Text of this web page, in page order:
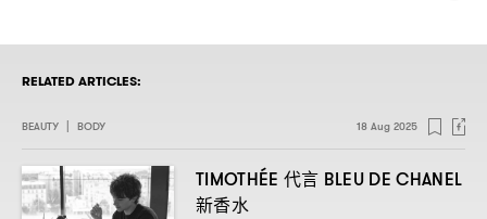
RELATED ARTICLES:
BEAUTY BODY 18 Aug 2025
TIMOTHÉE 代言 BLEU DE CHANEL
新香水